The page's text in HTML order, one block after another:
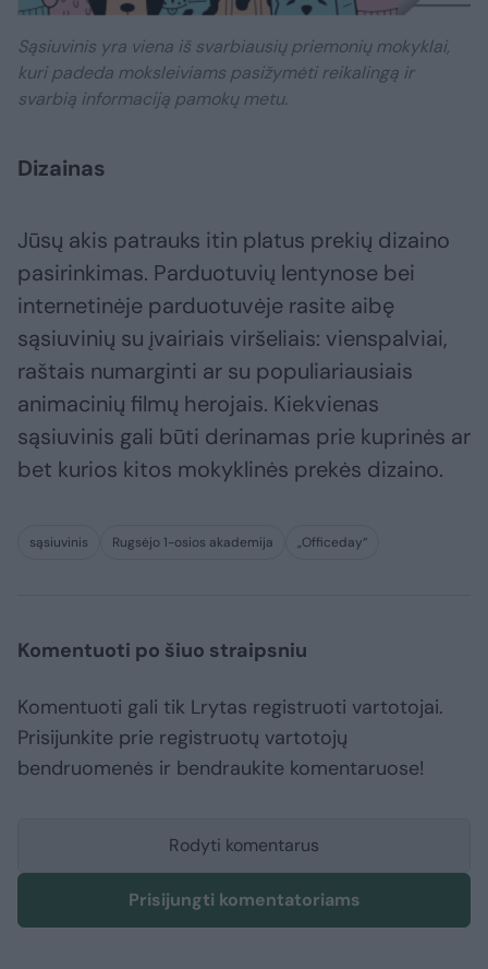
Sąsiuvinis yra viena iš svarbiausių priemonių mokyklai,
kuri padeda moksleiviams pasižymėti reikalingą ir
svarbią informaciją pamokų metu.
Dizainas
Jūsų akis patrauks itin platus prekių dizaino
pasirinkimas. Parduotuvių lentynose bei
internetinėje parduotuvėje rasite aibę
sąsiuvinių su įvairiais viršeliais: vienspalviai,
raštais numarginti ar su populiariausiais
animacinių filmų herojais. Kiekvienas
sąsiuvinis gali būti derinamas prie kuprinės ar
bet kurios kitos mokyklinės prekės dizaino.
sąsiuvinis Rugsėjo 1-osios akademija „Officeday“
Komentuoti po šiuo straipsniu
Komentuoti gali tik Lrytas registruoti vartotojai.
Prisijunkite prie registruotų vartotojų
bendruomenės ir bendraukite komentaruose!
Rodyti komentarus
Prisijungti komentatoriams